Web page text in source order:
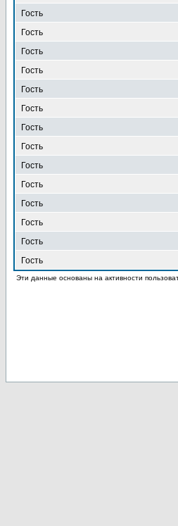
Гость
Гость
Гость
Гость
Гость
Гость
Гость
Гость
Гость
Гость
Гость
Гость
Гость
Гость
Эти данные основаны на активности